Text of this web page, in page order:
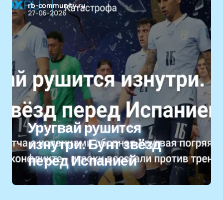
rb-community.ru
27-06-2026
Уругвай рушится
изнутри. Бунт звёзд
перед Испанией